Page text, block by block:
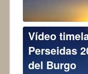
Vídeo
Perseidas
del Burgo